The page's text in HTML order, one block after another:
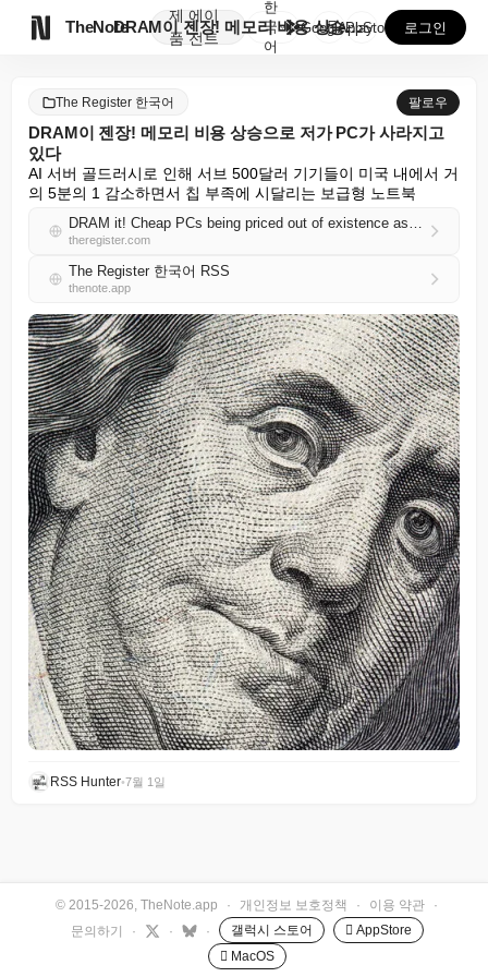
TheNote
제
품
에이
전트
DRAM이 젠장! 메모리 비용 상승으로 저가 PC가 사...
한
국
어
GooglePlay
AppStore 로그인
The Register 한국어 팔로우
DRAM이 젠장! 메모리 비용 상승으로 저가 PC가 사라지고
있다
AI 서버 골드러시로 인해 서브 500달러 기기들이 미국 내에서 거
의 5분의 1 감소하면서 칩 부족에 시달리는 보급형 노트북
DRAM it! Cheap PCs being priced out of existence as memory cost bites
theregister.com
The Register 한국어 RSS
thenote.app
RSS Hunter•7월 1일
© 2015-2026, TheNote.app · 개인정보 보호정책 · 이용 약관
·
문의하기
· · · 갤럭시 스토어
 AppStore
 MacOS